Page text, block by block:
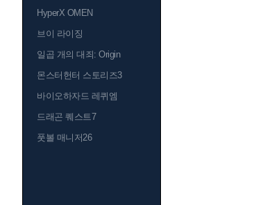
HyperX OMEN
브이 라이징
일곱 개의 대죄: Origin
몬스터헌터 스토리즈3
바이오하자드 레퀴엠
드래곤 퀘스트7
풋볼 매니저26